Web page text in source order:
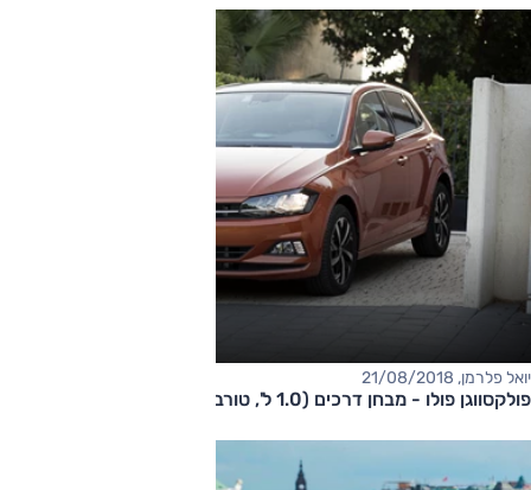
יואל פלרמן, 21/08/2018
פולקסווגן פולו - מבחן דרכים (1.0 ל', טורבו)